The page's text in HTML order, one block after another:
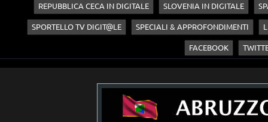
REPUBBLICA CECA IN DIGITALE SLOVENIA IN DIGITALE
SPORTELLO TV DIGIT@LE SPECIALI & APPROFONDIMENTI
FACEBOOK